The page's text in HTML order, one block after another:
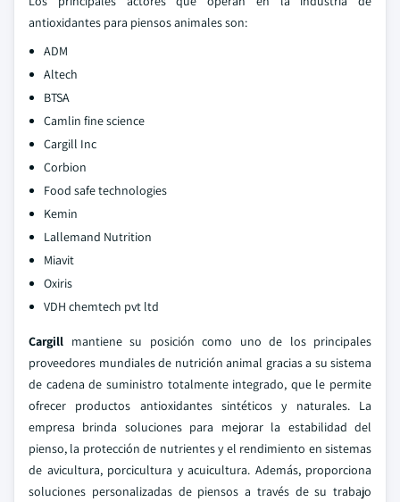
antioxidantes para piensos animales son:
ADM
Altech
BTSA
Camlin fine science
Cargill Inc
Corbion
Food safe technologies
Kemin
Lallemand Nutrition
Miavit
Oxiris
VDH chemtech pvt ltd
Cargill mantiene su posición como uno de los principales
proveedores mundiales de nutrición animal gracias a su sistema
de cadena de suministro totalmente integrado, que le permite
ofrecer productos antioxidantes sintéticos y naturales. La
empresa brinda soluciones para mejorar la estabilidad del
pienso, la protección de nutrientes y el rendimiento en sistemas
de avicultura, porcicultura y acuicultura. Además, proporciona
soluciones personalizadas de piensos a través de su trabajo